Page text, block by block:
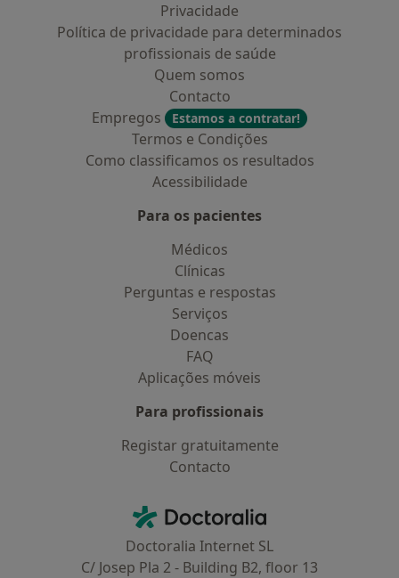
Privacidade
Política de privacidade para determinados
profissionais de saúde
Quem somos
Contacto
Empregos
Estamos a contratar!
Termos e Condições
Como classificamos os resultados
Acessibilidade
Para os pacientes
Médicos
Clínicas
Perguntas e respostas
Serviços
Doencas
FAQ
Aplicações móveis
Para profissionais
Registar gratuitamente
Contacto
Doctoralia - Homepage
Doctoralia Internet SL
C/ Josep Pla 2 - Building B2, floor 13